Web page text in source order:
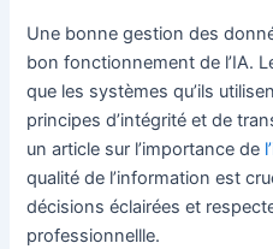
Une bonne gestion des
bon fonctionnement de l’IA.
que les systèmes qu’ils
principes d’intégrité et de
un article sur l’importance de
qualité de l’information est
décisions éclairées et
professionnellle.